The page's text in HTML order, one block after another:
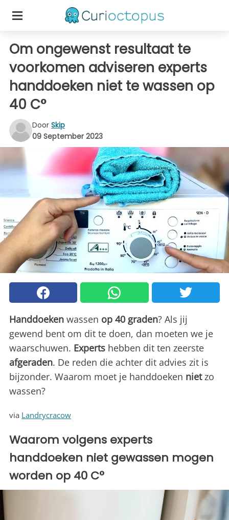
Om ongewenst resultaat te
voorkomen adviseren experts
handdoeken niet te wassen op
40 C°
Door Skip
09 September 2023
Handdoeken wassen op 40 graden? Als jij
gewend bent om dit te doen, dan moeten we je
waarschuwen. Experts hebben dit ten zeerste
afgeraden. De reden die achter dit advies zit is
bijzonder. Waarom moet je handdoeken nietzo
wassen?
via Landrycracow
Waarom volgens experts
handdoeken niet gewassen mogen
worden op 40 C°